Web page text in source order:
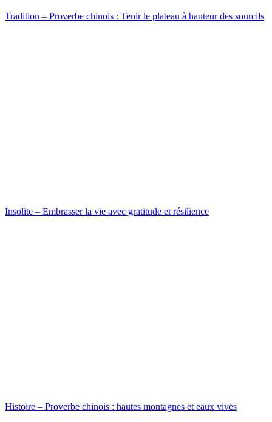
Tradition – Proverbe chinois : Tenir le plateau à hauteur des sourcils
Insolite – Embrasser la vie avec gratitude et résilience
Histoire – Proverbe chinois : hautes montagnes et eaux vives